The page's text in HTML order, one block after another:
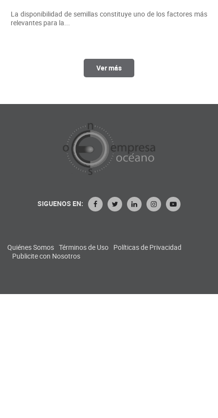
La disponibilidad de semillas constituye uno de los factores más
relevantes para la...
Ver más
SIGUENOS EN:
Quiénes Somos Términos de Uso Políticas de Privacidad
Publicite con Nosotros